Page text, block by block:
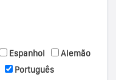
Espanhol
Alemão
Português